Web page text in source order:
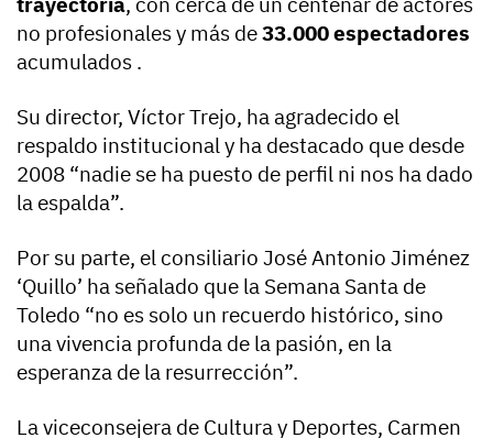
no profesionales y más de33.000 espectadores
acumulados .
Su director, Víctor Trejo, ha agradecido el
respaldo institucional y ha destacado que desde
2008 “nadie se ha puesto de perfil ni nos ha dado
la espalda”.
Por su parte, el consiliario José Antonio Jiménez
‘Quillo’ ha señalado que la Semana Santa de
Toledo “no es solo un recuerdo histórico, sino
una vivencia profunda de la pasión, en la
esperanza de la resurrección”.
La viceconsejera de Cultura y Deportes, Carmen